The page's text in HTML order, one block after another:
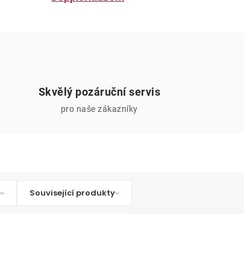
Skvělý pozáruční servis
pro naše zákazníky
Související produkty